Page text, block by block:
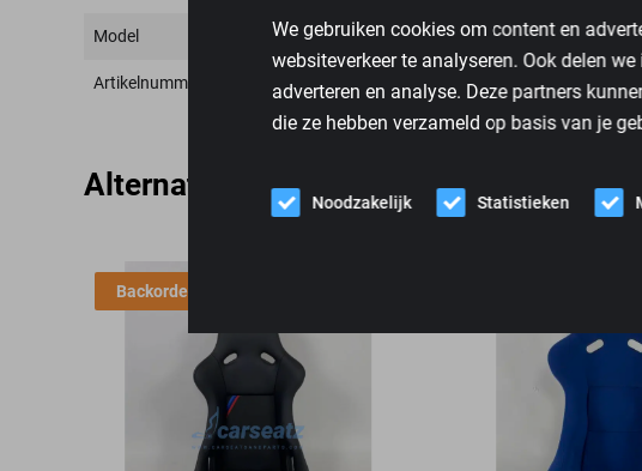
We gebruiken cookies om content en
websiteverkeer te analyseren. Ook delen
adverteren en analyse. Deze partners
die ze hebben verzameld op basis van je
Noodzakelijk Statistieken
Model
Artikelnummer
Alternatieve producten
Backorder